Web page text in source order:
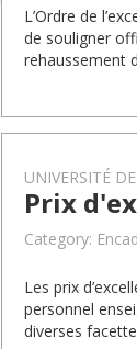
L’Ordre de
de souligner
rehaussement
UNIVERSITÉ
Prix
Category:
Les prix
personnel
diverses